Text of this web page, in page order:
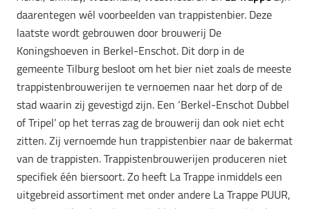
daarentegen wél voorbeelden van trappistenbier. Deze
laatste wordt gebrouwen door brouwerij De
Koningshoeven in Berkel-Enschot. Dit dorp in de
gemeente Tilburg besloot om het bier niet zoals de meeste
trappistenbrouwerijen te vernoemen naar het dorp of de
stad waarin zij gevestigd zijn. Een ‘Berkel-Enschot Dubbel
of Tripel’ op het terras zag de brouwerij dan ook niet echt
zitten. Zij vernoemde hun trappistenbier naar de bakermat
van de trappisten. Trappistenbrouwerijen produceren niet
specifiek één biersoort. Zo heeft La Trappe inmiddels een
uitgebreid assortiment met onder andere La Trappe PUUR,